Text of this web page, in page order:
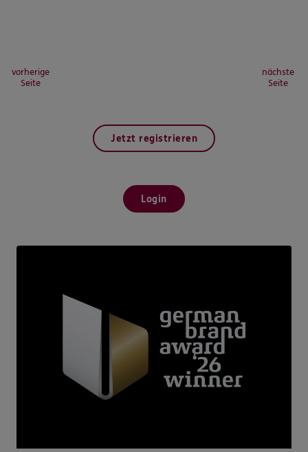
vorherige
Seite
nächste
Seite
Jetzt registrieren
Login